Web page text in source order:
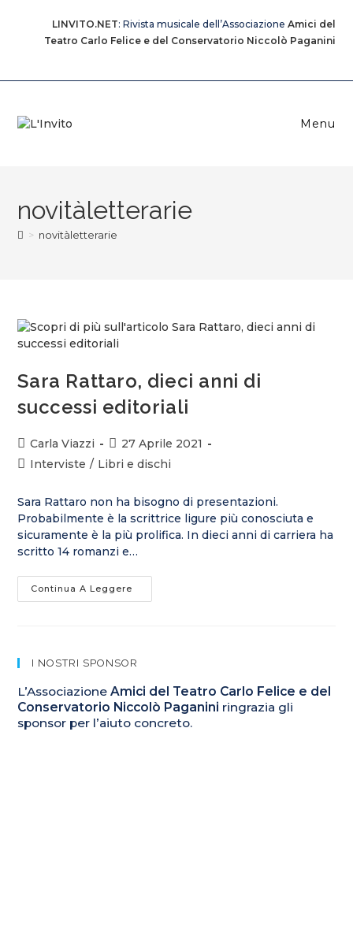
contenuto
LINVITO.NET: Rivista musicale dell’Associazione Amici del
Teatro Carlo Felice e del Conservatorio Niccolò Paganini
Menu
novitàletterarie
> novitàletterarie
Sara Rattaro, dieci anni di
successi editoriali
Autore
dell'articolo:
Carla Viazzi
Articolo
pubblicato:
27 Aprile 2021
Categoria
Interviste / Libri e dischi
Sara Rattaro non ha bisogno di presentazioni.
Probabilmente è la scrittrice ligure più conosciuta e
sicuramente è la più prolifica. In dieci anni di carriera ha
scritto 14 romanzi e…
Continua A Leggere
Rattaro,
I NOSTRI SPONSOR
L’AssociazioneAmici del Teatro Carlo Felice e del
Conservatorio Niccolò Paganini ringrazia gli
sponsor per l’aiuto concreto.